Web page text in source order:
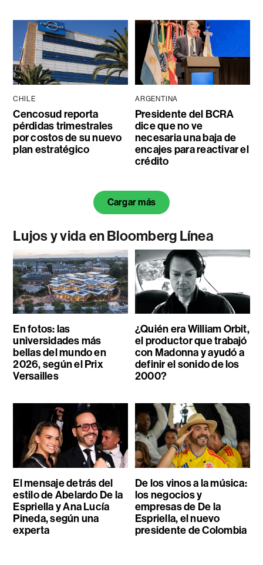
CHILE
Cencosud reporta
pérdidas trimestrales
por costos de su nuevo
plan estratégico
ARGENTINA
Presidente del BCRA
dice que no ve
necesaria una baja de
encajes para reactivar el
crédito
Cargar más
Lujos y vida en Bloomberg Línea
En fotos: las
universidades más
bellas del mundo en
2026, según el Prix
Versailles
¿Quién era William Orbit,
el productor que trabajó
con Madonna y ayudó a
definir el sonido de los
2000?
El mensaje detrás del
estilo de Abelardo De la
Espriella y Ana Lucía
Pineda, según una
experta
De los vinos a la música:
los negocios y
empresas de De la
Espriella, el nuevo
presidente de Colombia